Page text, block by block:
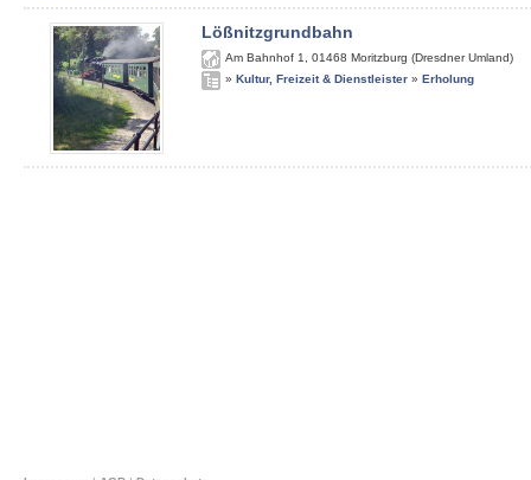
Lößnitzgrundbahn
Am Bahnhof 1 01468 Moritzburg (Dresdner Umland)
» Kultur, Freizeit & Dienstleister » Erholung